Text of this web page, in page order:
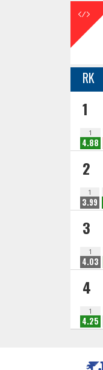
RK
1
1
4.88
2
1
3.99
3
1
4.03
4
1
4.25